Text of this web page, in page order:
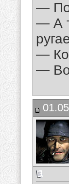
—
— А
—
—